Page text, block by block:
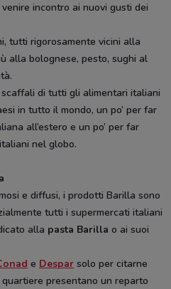
incontro ai nuovi gusti dei
tutti rigorosamente vicini alla
alla bolognese, pesto, sughi al
di tutti gli alimentari italiani
in tutto il mondo, un po’ per far
all’estero e un po’ per far
nel globo.
e diffusi, i prodotti Barilla sono
tutti i supermercati italiani
alla pasta Barilla o ai suoi
e Despar solo per citarne
presentano un reparto